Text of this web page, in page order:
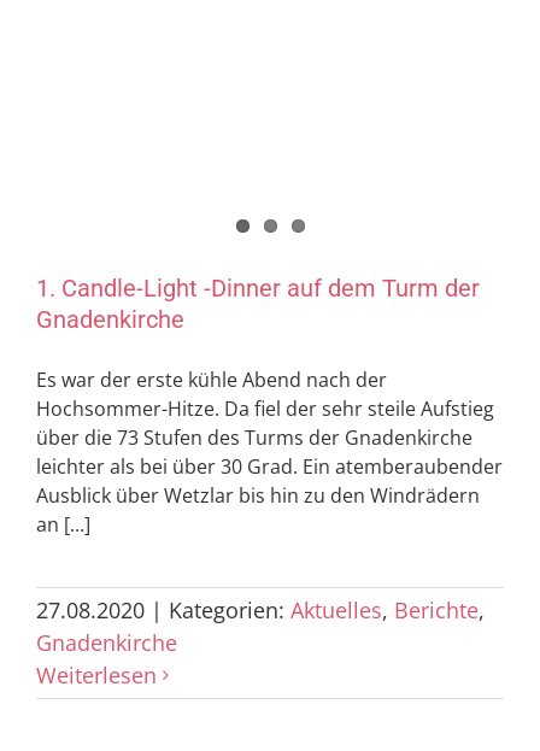
1. Candle-Light -Dinner auf dem Turm der
Gnadenkirche
Es war der erste kühle Abend nach der
Hochsommer-Hitze. Da fiel der sehr steile Aufstieg
über die 73 Stufen des Turms der Gnadenkirche
leichter als bei über 30 Grad. Ein atemberaubender
Ausblick über Wetzlar bis hin zu den Windrädern
an [...]
27.08.2020 | Kategorien: Aktuelles, Berichte,
Gnadenkirche
Weiterlesen